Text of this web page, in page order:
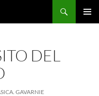
DEL
GAVARNIE